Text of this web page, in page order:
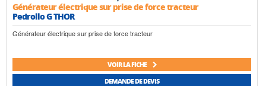
Générateur électrique sur prise de force tracteur
Pedrollo G THOR
Générateur électrique sur prise de force tracteur
VOIR LA FICHE
DEMANDE DE DEVIS